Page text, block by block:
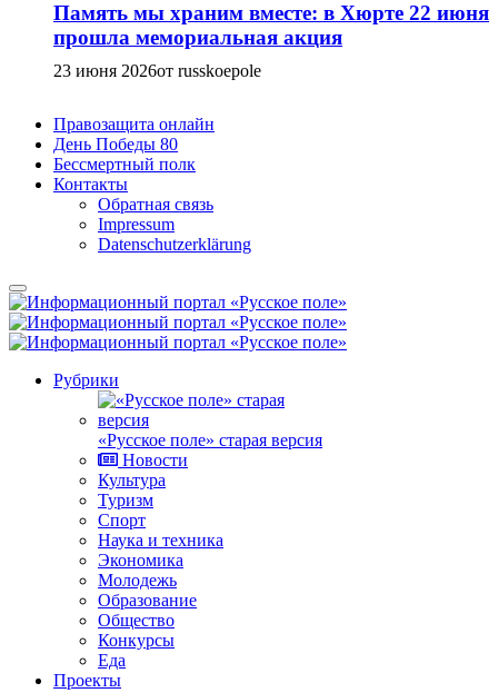
Память мы храним вместе: в Хюрте 22 июня
прошла мемориальная акция
23 июня 2026от russkoepole
Правозащита онлайн
День Победы 80
Бессмертный полк
Контакты
Обратная связь
Impressum
Datenschutzerklärung
Рубрики
«Русское поле» старая версия
Новости
Культура
Туризм
Спорт
Наука и техника
Экономика
Молодежь
Образование
Общество
Конкурсы
Еда
Проекты